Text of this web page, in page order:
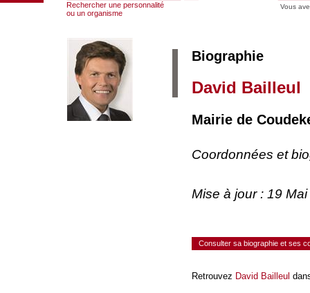
Rechercher une personnalité
ou un organisme
Vous
Biographie
David Bailleul
Mairie de
Coordonnées et
Mise à jour : 19
Consulter sa biographie et ses
Retrouvez David Bailleul